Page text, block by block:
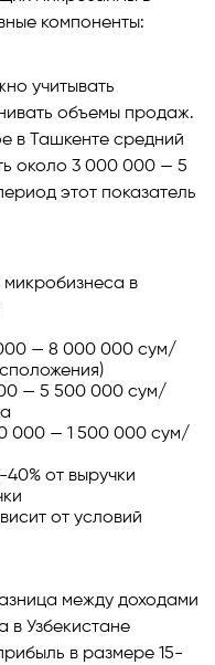
компоненты:
учитывать
объемы продаж.
в Ташкенте средний
около 3 000 000 — 5
этот показатель
в
— 8 000 000 сум/
— 5 500 000 сум/
000 — 1 500 000 сум/
от выручки
от условий
между доходами
в Узбекистане
в размере 15-